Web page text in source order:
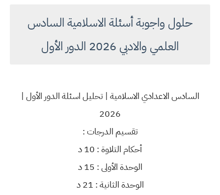
حلول واجوبة أسئلة الاسلامية السادس
العلمي والادبي 2026 الدور الأول
السادس الاعدادي ​الاسلامية | تحليل اسئلة الدور الأول |
2026
​تقسيم الدرجات :
​أحكام التلاوة : 10 د
​الوحدة الأولى : 15 د
​الوحدة الثانية : 21 د